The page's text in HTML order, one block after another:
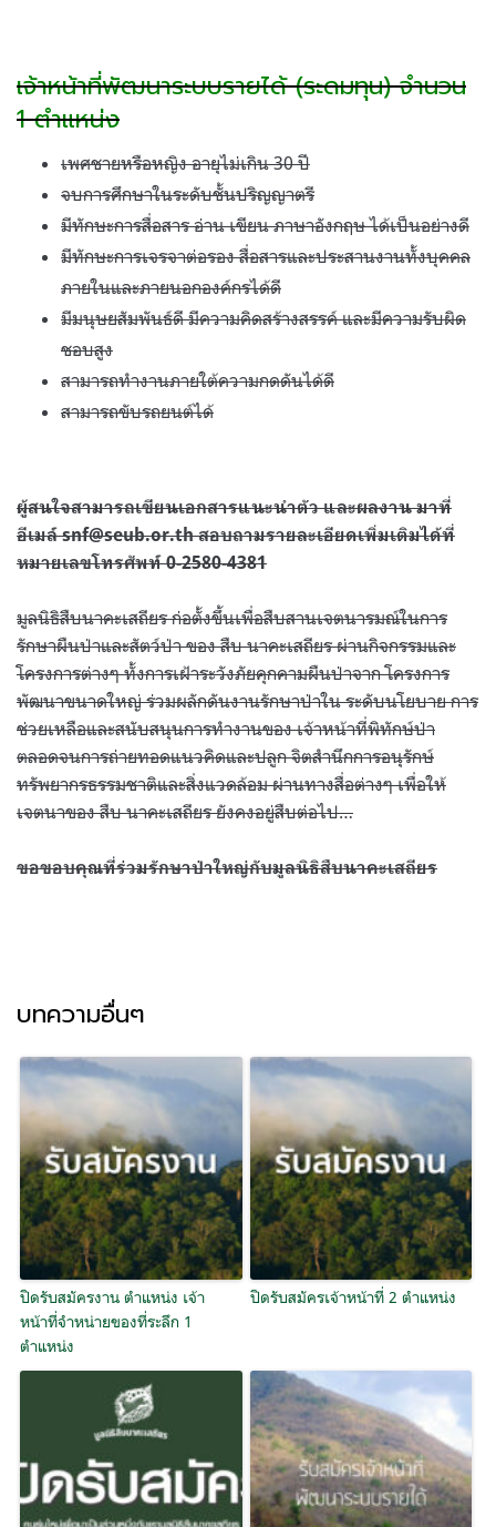
เจ้าหน้าที่พัฒนาระบบรายได้(ระดมทุน)จำนวน
1ตำแหน่ง
เพศชายหรือหญิง อายุไม่เกิน30ปี
จบการศึกษาในระดับชั้นปริญญาตรี
มีทักษะการสื่อสาร อ่าน เขียน ภาษาอังกฤษ ได้เป็นอย่างดี
มีทักษะการเจรจาต่อรอง สื่อสารและประสานงานทั้งบุคคล
ภายในและภายนอกองค์กรได้ดี
มีมนุษยสัมพันธ์ดี มีความคิดสร้างสรรค์ และมีความรับผิด
ชอบสูง
สามารถทำงานภายใต้ความกดดันได้ดี
สามารถขับรถยนต์ได้
ผู้สนใจสามารถเขียนเอกสารแนะนำตัว และผลงาน มาที่
อีเมล์ snf@seub.or.th สอบถามรายละเอียดเพิ่มเติมได้ที่
หมายเลขโทรศัพท์0-2580-4381
มูลนิธิสืบนาคะเสถียร ก่อตั้งขึ้นเพื่อสืบสานเจตนารมณ์ในการ
รักษาผืนป่าและสัตว์ป่า ของ สืบ นาคะเสถียร ผ่านกิจกรรมและ
โครงการต่างๆ ทั้งการเฝ้าระวังภัยคุกคามผืนป่าจาก โครงการ
พัฒนาขนาดใหญ่ ร่วมผลักดันงานรักษาป่าใน ระดับนโยบาย การ
ช่วยเหลือและสนับสนุนการทำงานของ เจ้าหน้าที่พิทักษ์ป่า
ตลอดจนการถ่ายทอดแนวคิดและปลูก จิตสำนึกการอนุรักษ์
ทรัพยากรธรรมชาติและสิ่งแวดล้อม ผ่านทางสื่อต่างๆ เพื่อให้
เจตนาของ สืบ นาคะเสถียร ยังคงอยู่สืบต่อไป…
ขอขอบคุณที่ร่วมรักษาป่าใหญ่กับมูลนิธิสืบนาคะเสถียร
บทความอื่นๆ
ปิดรับสมัครงาน ตำแหน่ง เจ้า
หน้าที่จำหน่ายของที่ระลึก 1
ตำแหน่ง
ปิดรับสมัครเจ้าหน้าที่ 2 ตำแหน่ง